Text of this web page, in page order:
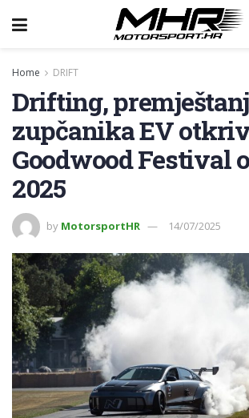
Home DRIFT
Drifting,
zupčanika EV
Goodwood Festival
2025
by MotorsportHR 14/07/2025